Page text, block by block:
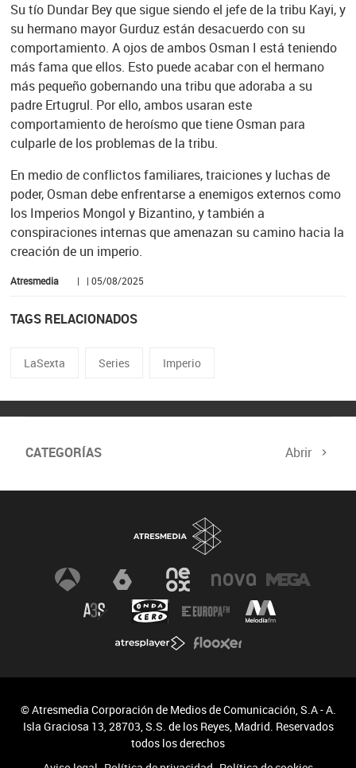
Su tío Dundar Bey que sigue siendo el jefe de la tribu Kayi, y
su hermano mayor Gurduz están desacuerdo con su
comportamiento. A ojos de ambos Osman I está teniendo
más fama que ellos. Esto puede acabar con el hermano
más pequeño gobernando una tribu que adoraba a su
padre Ertugrul. Por ello, ambos usaran este
comportamiento de heroísmo que tiene Osman para
culparle de los problemas de la tribu.
En medio de conflictos familiares, traiciones y luchas de
poder, Osman debe enfrentarse a enemigos externos como
los Imperios Mongol y Bizantino, y también a
conspiraciones internas que amenazan su camino hacia la
creación de un imperio.
Atresmedia | | 05/08/2025
TAGS RELACIONADOS
LaSexta Series Imperio
CATEGORÍAS Abrir
© Atresmedia Corporación de Medios de Comunicación, S.A - A.
Isla Graciosa 13, 28703, S.S. de los Reyes, Madrid. Reservados
todos los derechos